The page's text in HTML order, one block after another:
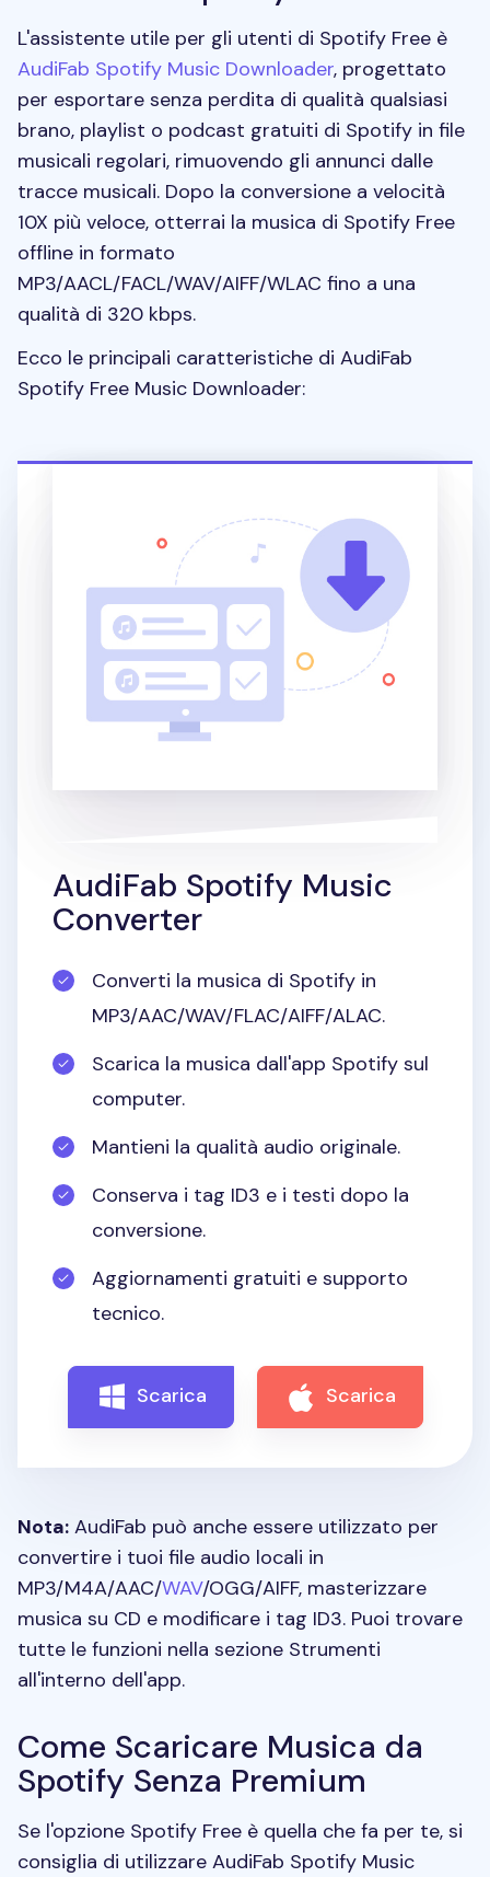
L'assistente utile per gli utenti di Spotify Free è
AudiFab Spotify Music Downloader, progettato
per esportare senza perdita di qualità qualsiasi
brano, playlist o podcast gratuiti di Spotify in file
musicali regolari, rimuovendo gli annunci dalle
tracce musicali. Dopo la conversione a velocità
10X più veloce, otterrai la musica di Spotify Free
offline in formato
MP3/AACL/FACL/WAV/AIFF/WLAC fino a una
qualità di 320 kbps.
Ecco le principali caratteristiche di AudiFab
Spotify Free Music Downloader:
AudiFab Spotify Music
Converter
Converti la musica di Spotify in
MP3/AAC/WAV/FLAC/AIFF/ALAC.
Scarica la musica dall'app Spotify sul
computer.
Mantieni la qualità audio originale.
Conserva i tag ID3 e i testi dopo la
conversione.
Aggiornamenti gratuiti e supporto
tecnico.
Scarica Scarica
Nota: AudiFab può anche essere utilizzato per
convertire i tuoi file audio locali in
MP3/M4A/AAC/WAV/OGG/AIFF, masterizzare
musica su CD e modificare i tag ID3. Puoi trovare
tutte le funzioni nella sezione Strumenti
all'interno dell'app.
Come Scaricare Musica da
Spotify Senza Premium
Se l'opzione Spotify Free è quella che fa per te, si
consiglia di utilizzare AudiFab Spotify Music